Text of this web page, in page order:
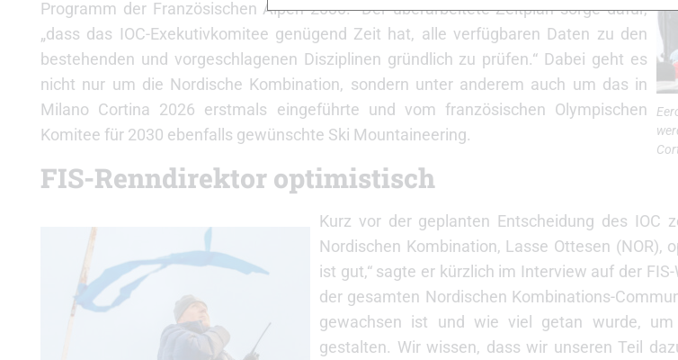
Programm der Französischen Alpen 2030.“ Der überarbeitete Zeitplan sorge dafür,
„dass das IOC-Exekutivkomitee genügend Zeit hat, alle verfügbaren Daten zu den
bestehenden und vorgeschlagenen Disziplinen gründlich zu prüfen.“ Dabei geht es
nicht nur um die Nordische Kombination, sondern unter anderem auch um das in
Milano Cortina 2026 erstmals eingeführte und vom französischen Olympischen
Komitee für 2030 ebenfalls gewünschte Ski Mountaineering.
FIS-Renndirektor optimistisch
Kurz vor der geplanten Entscheidung des IOC
Nordischen Kombination, Lasse Ottesen (NOR),
ist gut,“ sagte er kürzlich im Interview auf der
der gesamten Nordischen Kombinations-
gewachsen ist und wie viel getan wurde,
gestalten. Wir wissen, dass wir unseren Teil